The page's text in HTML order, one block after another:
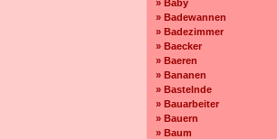
» Baby
» Badewannen
» Badezimmer
» Baecker
» Baeren
» Bananen
» Bastelnde
» Bauarbeiter
» Bauern
» Baum